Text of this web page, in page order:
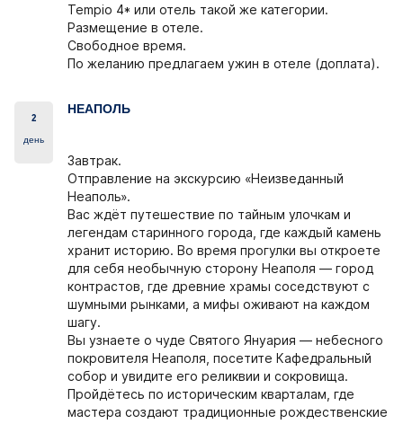
Tempio 4* или отель такой же категории.
Размещение в отеле.
Свободное время.
По желанию предлагаем ужин в отеле (доплата).
2
день
НЕАПОЛЬ
Завтрак.
Отправлениена экскурсию «Неизведанный
Неаполь».
Вас ждёт путешествие по тайным улочкам и
легендам старинного города, где каждый камень
хранит историю. Во время прогулки вы откроете
для себя необычную сторону Неаполя — город
контрастов, где древние храмы соседствуют с
шумными рынками, а мифы оживают на каждом
шагу.
Вы узнаете о чудеСвятого Януария — небесного
покровителя Неаполя, посетите Кафедральный
собор и увидите его реликвии и сокровища.
Пройдётесь по историческим кварталам, где
мастера создают традиционные рождественские